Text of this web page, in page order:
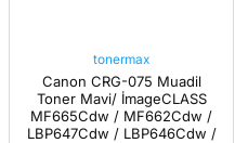
tonermax
Canon CRG-075 Muadil
Toner Mavi/ İmageCLASS
MF665Cdw / MF662Cdw /
LBP647Cdw / LBP646Cdw /